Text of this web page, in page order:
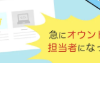
LINE登録